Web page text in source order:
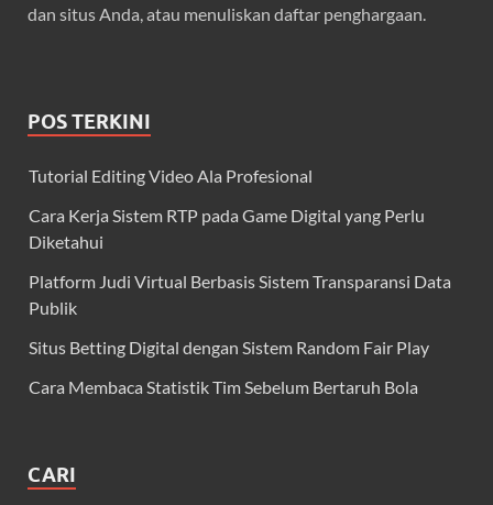
dan situs Anda, atau menuliskan daftar penghargaan.
POS TERKINI
Tutorial Editing Video Ala Profesional
Cara Kerja Sistem RTP pada Game Digital yang Perlu
Diketahui
Platform Judi Virtual Berbasis Sistem Transparansi Data
Publik
Situs Betting Digital dengan Sistem Random Fair Play
Cara Membaca Statistik Tim Sebelum Bertaruh Bola
CARI